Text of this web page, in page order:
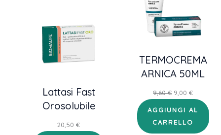
Lattasi Fast
Orosolubile
20,50€
TERMOCREMA
ARNICA 50ML
9,60€ Il
9,00€Il
prezzo
AGGIUNGI AL
CARRELLO